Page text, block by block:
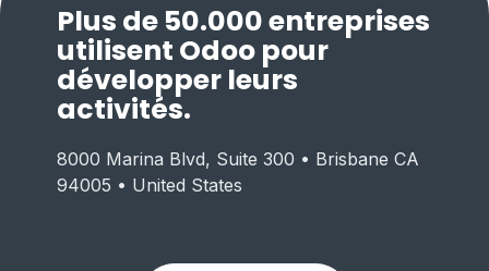
Plus de 50.000 entreprises
utilisent Odoo pour
développer leurs
activités.
8000 Marina Blvd, Suite 300 • Brisbane CA
94005 • United States